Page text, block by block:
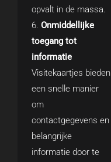
opvalt in de massa.
Onmiddellijke
toegang tot
informatie
Visitekaartjes bieden
een snelle manier
om
contactgegevens en
belangrijke
informatie door te